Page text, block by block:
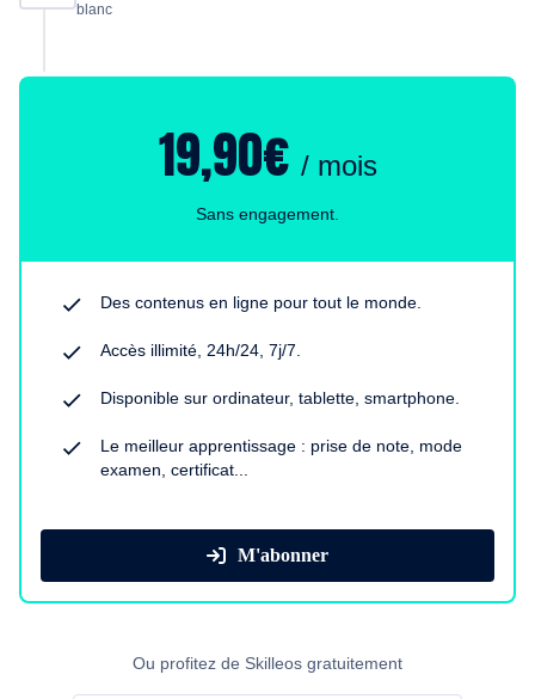
blanc
19,90€ / mois
Sans engagement.
Des contenus en ligne pour tout le monde.
Accès illimité, 24h/24, 7j/7.
Disponible sur ordinateur, tablette, smartphone.
Le meilleur apprentissage : prise de note, mode
examen, certificat...
M'abonner
Ou profitez de Skilleos gratuitement